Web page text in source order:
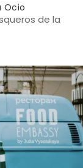
Ocio
de la